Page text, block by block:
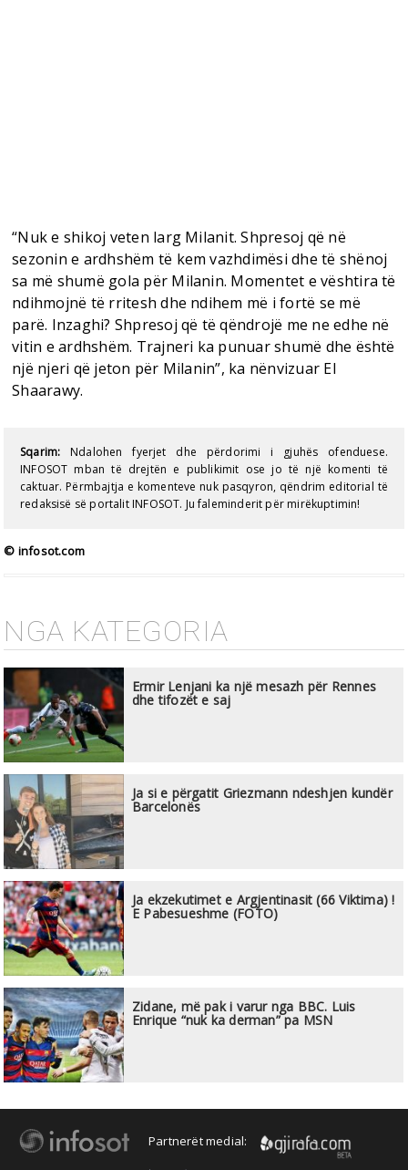
“Nuk e shikoj veten larg Milanit. Shpresoj që në
sezonin e ardhshëm të kem vazhdimësi dhe të shënoj
sa më shumë gola për Milanin. Momentet e vështira të
ndihmojnë të rritesh dhe ndihem më i fortë se më
parë. Inzaghi? Shpresoj që të qëndrojë me ne edhe në
vitin e ardhshëm. Trajneri ka punuar shumë dhe është
një njeri që jeton për Milanin”, ka nënvizuar El
Shaarawy.
Sqarim: Ndalohen fyerjet dhe përdorimi i gjuhës ofenduese.
INFOSOT mban të drejtën e publikimit ose jo të një komenti të
caktuar. Përmbajtja e komenteve nuk pasqyron, qëndrim editorial të
redaksisë së portalit INFOSOT. Ju faleminderit për mirëkuptimin!
© infosot.com
NGA KATEGORIA
Ermir Lenjani ka një mesazh për Rennes
dhe tifozët e saj
Ja si e përgatit Griezmann ndeshjen kundër
Barcelonës
Ja ekzekutimet e Argjentinasit (66 Viktima) !
E Pabesueshme (FOTO)
Zidane, më pak i varur nga BBC. Luis
Enrique “nuk ka derman” pa MSN
Partnerët medial: